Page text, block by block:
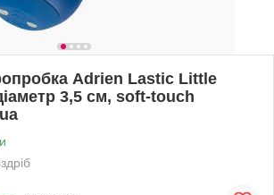
Adrien Lastic Little
3,5 см, soft-touch